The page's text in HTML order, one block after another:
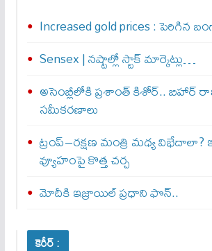
Increased gold prices : పెరిగిన
Sensex | నష్టాల్లో స్టాక్ మార్కెట్లు…
అసెంబ్లీలోకి ప్రశాంత్ కిశోర్.. బిహార్
సమీకరణాలు
ట్రంప్–రక్షణ మంత్రి మధ్య విభేదాలా?
వ్యూహంపై కొత్త చర్చ
మోదీకి ఇజ్రాయిల్ ప్ర‌ధాని ఫొన్..
కెరీర్ :